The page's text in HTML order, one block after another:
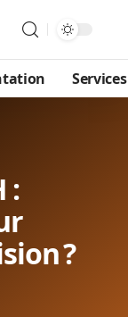
Services
:
?